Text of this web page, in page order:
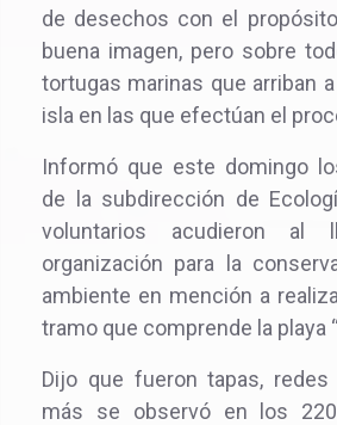
de desechos con el
buena imagen, pero sobre
tortugas marinas que arriban
isla en las que efectúan el
Informó que este domingo
de la subdirección de
voluntarios acudieron al
organización para la
ambiente en mención a
tramo que comprende la playa
Dijo que fueron tapas,
más se observó en los